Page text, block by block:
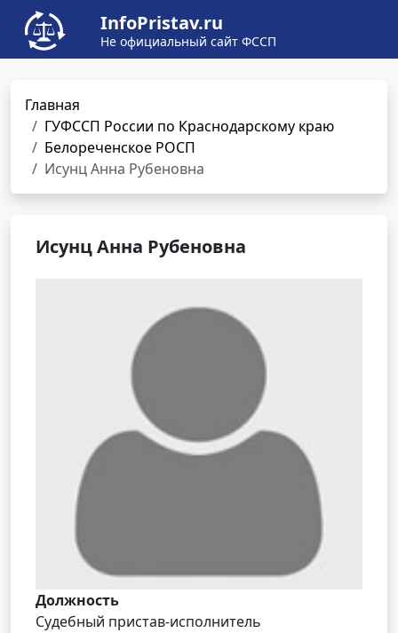
InfoPristav.ru
Не официальный сайт ФССП
Главная
ГУФССП России по Краснодарскому краю
Белореченское РОСП
Исунц Анна Рубеновна
Исунц Анна Рубеновна
Должность
Судебный пристав-исполнитель